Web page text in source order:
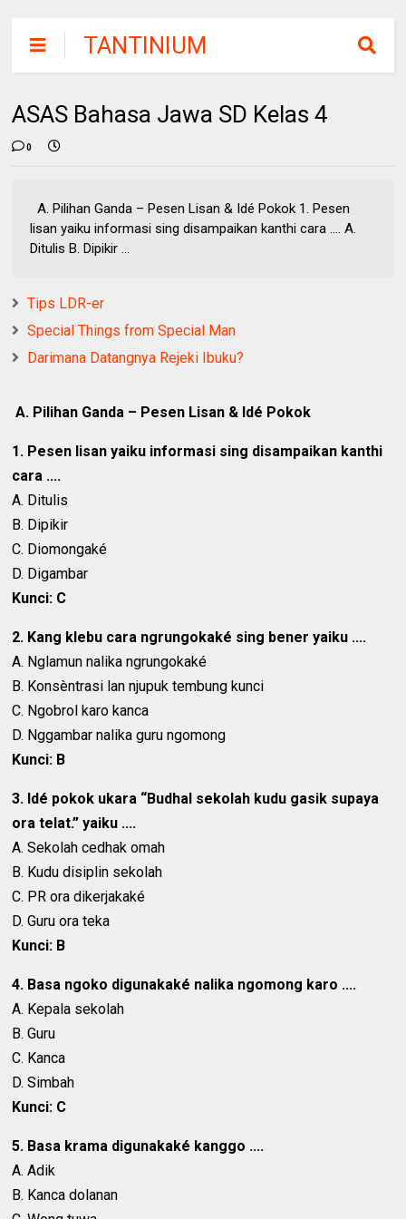
TANTINIUM
ASAS Bahasa Jawa SD Kelas 4
0
A. Pilihan Ganda – Pesen Lisan & Idé Pokok 1. Pesen
lisan yaiku informasi sing disampaikan kanthi cara .... A.
Ditulis B. Dipikir ...
Tips LDR-er
Special Things from Special Man
Darimana Datangnya Rejeki Ibuku?
A. Pilihan Ganda – Pesen Lisan & Idé Pokok
1. Pesen lisan yaiku informasi sing disampaikan kanthi
cara ....
A. Ditulis
B. Dipikir
C. Diomongaké
D. Digambar
Kunci: C
2. Kang klebu cara ngrungokaké sing bener yaiku ....
A. Nglamun nalika ngrungokaké
B. Konsèntrasi lan njupuk tembung kunci
C. Ngobrol karo kanca
D. Nggambar nalika guru ngomong
Kunci: B
3. Idé pokok ukara “Budhal sekolah kudu gasik supaya
ora telat.” yaiku ....
A. Sekolah cedhak omah
B. Kudu disiplin sekolah
C. PR ora dikerjakaké
D. Guru ora teka
Kunci: B
4. Basa ngoko digunakaké nalika ngomong karo ....
A. Kepala sekolah
B. Guru
C. Kanca
D. Simbah
Kunci: C
5. Basa krama digunakaké kanggo ....
A. Adik
B. Kanca dolanan